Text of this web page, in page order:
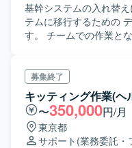
基幹システムの入れ替
テムに移行するための
す。 チームでの作業と
募集終了
キッティング作業(ヘ
〜350,000円/月
東京都
サポート (業務委託・